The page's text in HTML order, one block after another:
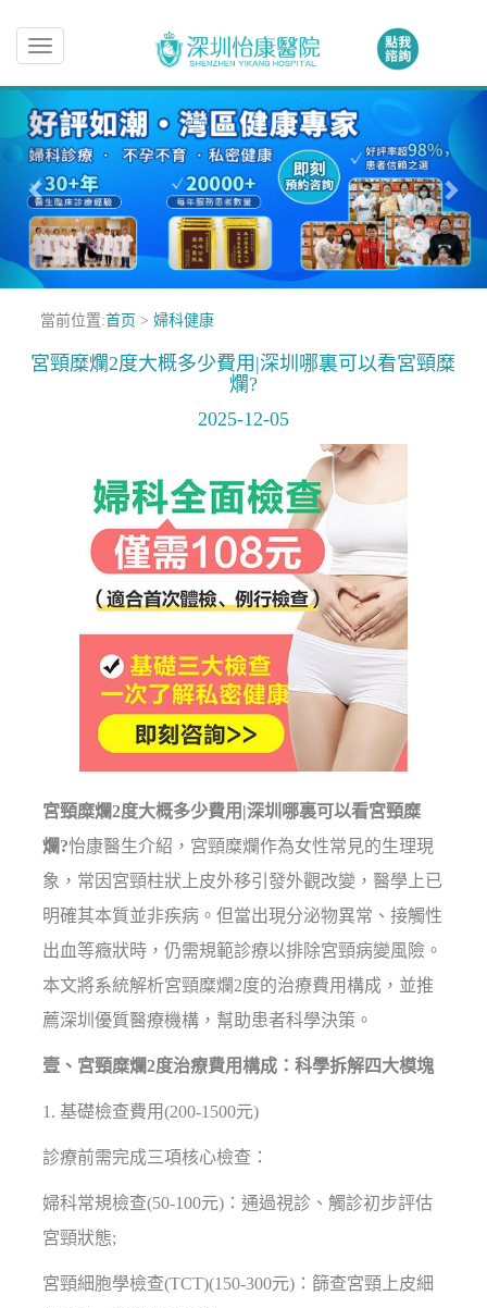
Toggle
navigation
當前位置:首页 > 婦科健康
宮頸糜爛2度大概多少費用|深圳哪裏可以看宮頸糜
爛?
2025-12-05
宮頸糜爛2度大概多少費用|深圳哪裏可以看宮頸糜
爛?怡康醫生介紹，宮頸糜爛作為女性常見的生理現
象，常因宮頸柱狀上皮外移引發外觀改變，醫學上已
明確其本質並非疾病。但當出現分泌物異常、接觸性
出血等癥狀時，仍需規範診療以排除宮頸病變風險。
本文將系統解析宮頸糜爛2度的治療費用構成，並推
薦深圳優質醫療機構，幫助患者科學決策。
壹、宮頸糜爛2度治療費用構成：科學拆解四大模塊
1. 基礎檢查費用(200-1500元)
診療前需完成三項核心檢查：
婦科常規檢查(50-100元)：通過視診、觸診初步評估
宮頸狀態;
宮頸細胞學檢查(TCT)(150-300元)：篩查宮頸上皮細